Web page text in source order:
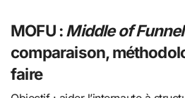
MOFU:Middle of Funnel
comparaison,
faire